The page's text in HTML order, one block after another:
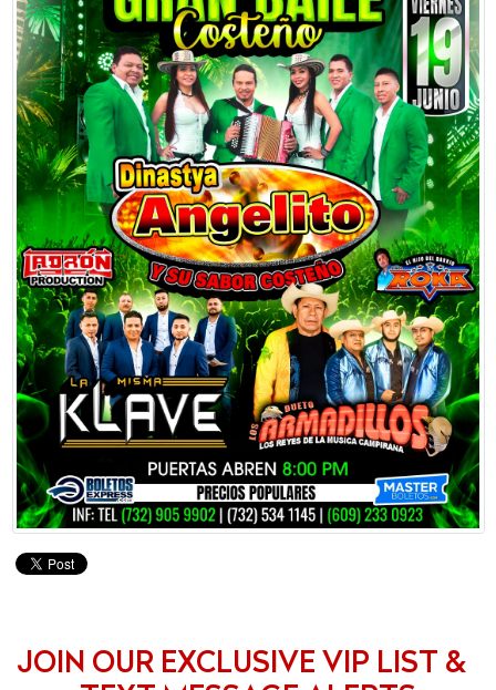
JOIN OUR EXCLUSIVE VIP LIST &